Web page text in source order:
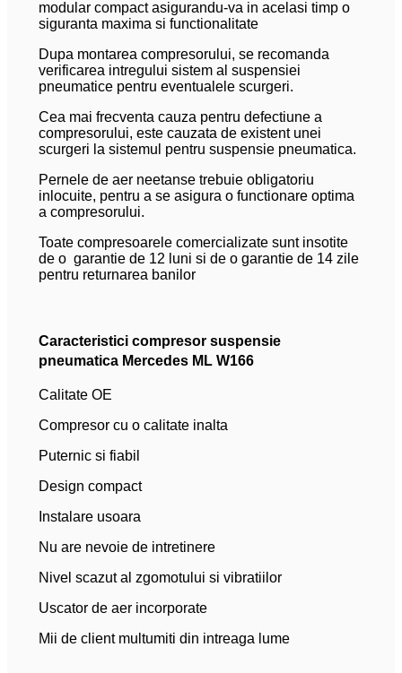
modular compact asigurandu-va in acelasi timp o
siguranta maxima si functionalitate
Dupa montarea compresorului, se recomanda
verificarea intregului sistem al suspensiei
pneumatice pentru eventualele scurgeri.
Cea mai frecventa cauza pentru defectiune a
compresorului, este cauzata de existent unei
scurgeri la sistemul pentru suspensie pneumatica.
Pernele de aer neetanse trebuie obligatoriu
inlocuite, pentru a se asigura o functionare optima
a compresorului.
Toate compresoarele comercializate sunt insotite
de o garantie de 12 luni si de o garantie de 14 zile
pentru returnarea banilor
Caracteristici compresor suspensie
pneumatica Mercedes ML W166
Calitate OE
Compresor cu o calitate inalta
Puternic si fiabil
Design compact
Instalare usoara
Nu are nevoie de intretinere
Nivel scazut al zgomotului si vibratiilor
Uscator de aer incorporate
Mii de client multumiti din intreaga lume